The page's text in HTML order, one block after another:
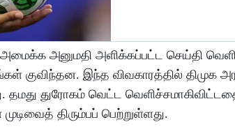
அனுமதி அளிக்கப்பட்ட செய்தி
குவிந்தன. இந்த விவகாரத்தில் திமுக
தமது துரோகம் வெட்ட
திரும்பப் பெற்றுள்ளது.